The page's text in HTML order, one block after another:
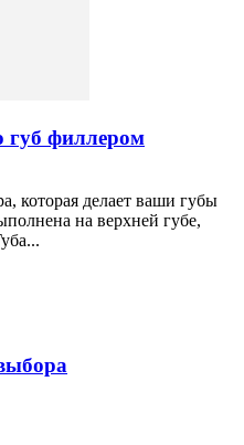
губ филлером
которая делает ваши губы
на верхней губе,